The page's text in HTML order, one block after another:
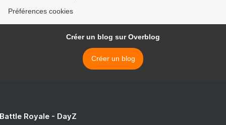
Préférences cookies
Créer un blog sur Overblog
Créer un blog
Royale - DayZ